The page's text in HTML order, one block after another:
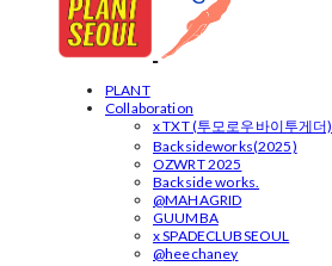
PLANT
Collaboration
x TXT (투모로우바이투게더)
Backsideworks(2025)
OZWRT 2025
Backside works.
@MAHAGRID
GUUMBA
x SPADECLUBSEOUL
@heechaney